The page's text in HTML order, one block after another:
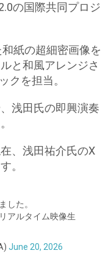
の国際共同プロジ
紙の超細密画像を
と和風アレンジさ
クを担当。
浅田氏の即興演奏
、浅田祐介氏のX
。
した。
アルタイム映像生
June 20, 2026